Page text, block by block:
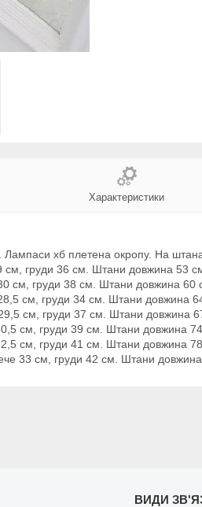
Характеристики
Лампаси хб плетена окропу. На
груди 36 см. Штани довжина 53
см, груди 38 см. Штани довжина 60
см, груди 34 см. Штани довжина
см, груди 37 см. Штани довжина
см, груди 39 см. Штани довжина
см, груди 41 см. Штани довжина
33 см, груди 42 см. Штани